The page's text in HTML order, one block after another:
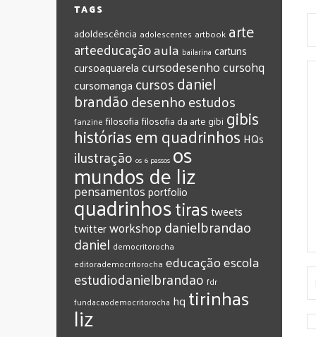
TAGS
adoldescência adolescentes artbook arte
arteeducaçãoaula bailarina cartuns
cursoaquarelacursodesenhocursohq
cursomanga cursosdaniel
brandãodesenhoestudos
fanzine filosofia filosofia da arte gibi gibis
histórias em quadrinhos HQs
ilustração os 6 passos os
mundos de liz
pensamentosportfolio
quadrinhostirastweets
twitterworkshop‎danielbrandao‬
‎daniel‬ ‎democritorocha
‎editorademocritorocha ‎educação‎escola
‎estudiodanielbrandao ‎fdr
‎fundacaodemocritorocha ‎hq ‎tirinhas
‪‎liz